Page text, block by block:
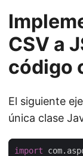
CSV a
código
El siguiente
única clase
import